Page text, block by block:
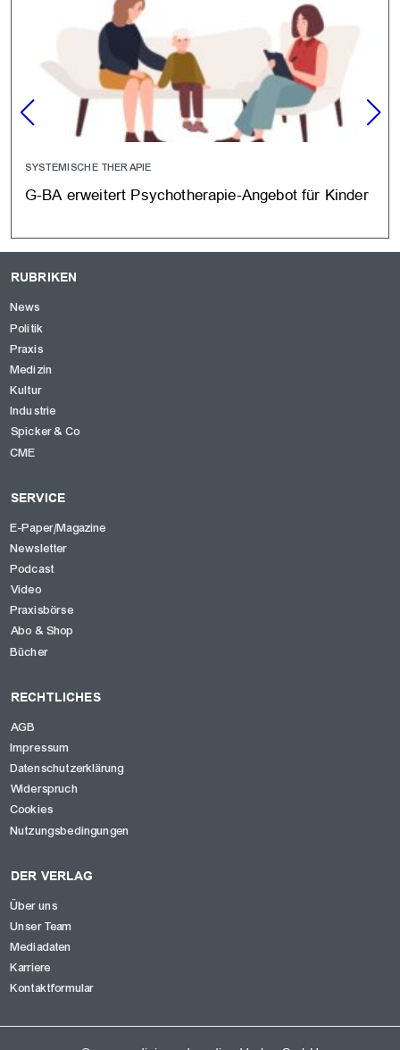
SYSTEMISCHE THERAPIE
G-BA erweitert Psychotherapie-Angebot für Kinder
RUBRIKEN
News
Politik
Praxis
Medizin
Kultur
Industrie
Spicker & Co
CME
SERVICE
E-Paper/Magazine
Newsletter
Podcast
Video
Praxisbörse
Abo & Shop
Bücher
RECHTLICHES
AGB
Impressum
Datenschutzerklärung
Widerspruch
Cookies
Nutzungsbedingungen
DER VERLAG
Über uns
Unser Team
Mediadaten
Karriere
Kontaktformular